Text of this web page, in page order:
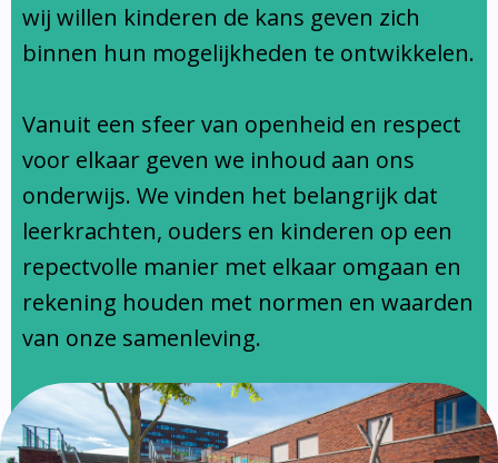
Ondersteuningsprofiel
wij willen kinderen de kans geven zich
binnen hun mogelijkheden te ontwikkelen.
Vanuit een sfeer van openheid en respect
voor elkaar geven we inhoud aan ons
onderwijs. We vinden het belangrijk dat
leerkrachten, ouders en kinderen op een
repectvolle manier met elkaar omgaan en
rekening houden met normen en waarden
van onze samenleving.